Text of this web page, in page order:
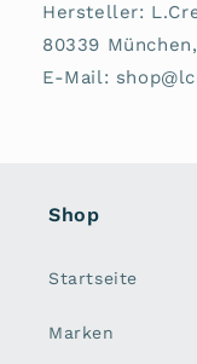
Hersteller:
80339
E-Mail:
Shop
Startseite
Marken